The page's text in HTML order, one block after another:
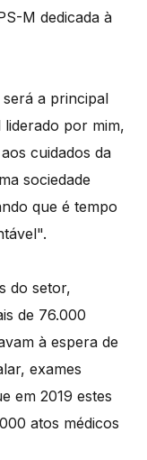
M dedicada à
a principal
liderado por mim,
cuidados da
sociedade
que é tempo
do setor,
de 76.000
à espera de
exames
em 2019 estes
atos médicos